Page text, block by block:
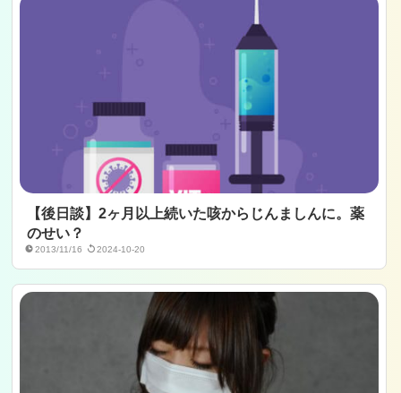
【後日談】2ヶ月以上続いた咳からじんましんに。薬
のせい？
2013/11/16 2024-10-20